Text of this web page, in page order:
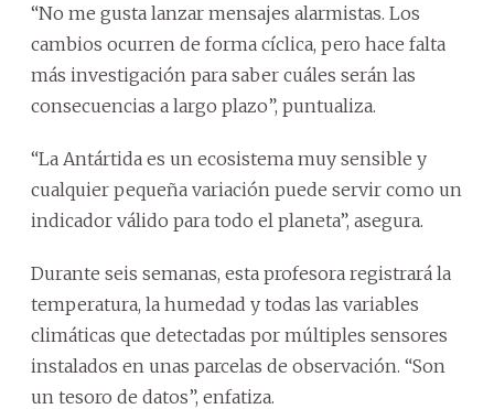
“No me gusta lanzar mensajes alarmistas. Los
cambios ocurren de forma cíclica, pero hace falta
más investigación para saber cuáles serán las
consecuencias a largo plazo”, puntualiza.
“La Antártida es un ecosistema muy sensible y
cualquier pequeña variación puede servir como un
indicador válido para todo el planeta”, asegura.
Durante seis semanas, esta profesora registrará la
temperatura, la humedad y todas las variables
climáticas que detectadas por múltiples sensores
instalados en unas parcelas de observación. “Son
un tesoro de datos”, enfatiza.